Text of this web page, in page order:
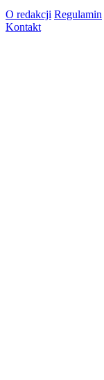
O redakcji Regulamin
Kontakt